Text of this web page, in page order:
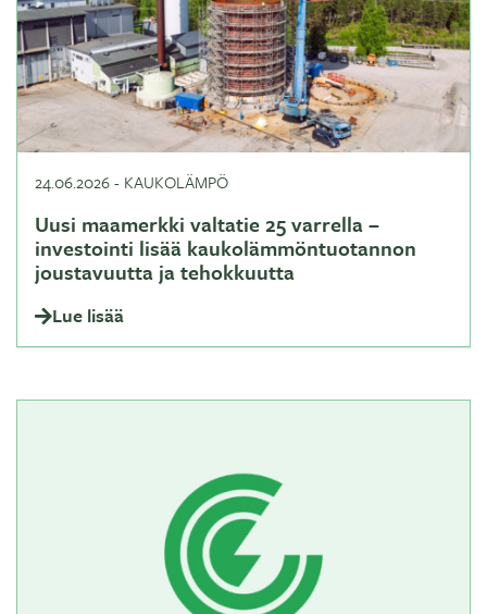
24.06.2026- KAUKOLÄMPÖ
Uusi maamerkki valtatie 25 varrella –
investointi lisää kaukolämmöntuotannon
joustavuutta ja tehokkuutta
Lue lisää